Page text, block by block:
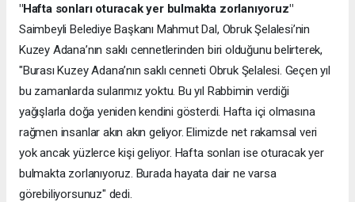
"Hafta sonları oturacak yer bulmakta zorlanıyoruz"
Saimbeyli Belediye Başkanı Mahmut Dal, Obruk Şelalesi’nin
Kuzey Adana’nın saklı cennetlerinden biri olduğunu belirterek,
"Burası Kuzey Adana’nın saklı cenneti Obruk Şelalesi. Geçen yıl
bu zamanlarda sularımız yoktu. Bu yıl Rabbimin verdiği
yağışlarla doğa yeniden kendini gösterdi. Hafta içi olmasına
rağmen insanlar akın akın geliyor. Elimizde net rakamsal veri
yok ancak yüzlerce kişi geliyor. Hafta sonları ise oturacak yer
bulmakta zorlanıyoruz. Burada hayata dair ne varsa
görebiliyorsunuz" dedi.